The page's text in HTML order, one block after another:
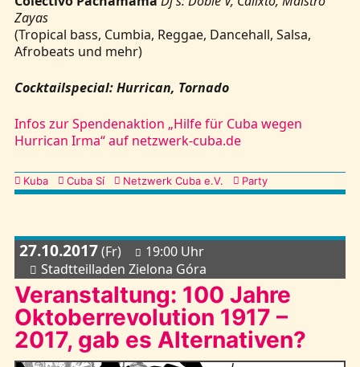
Zayas
(Tropical bass, Cumbia, Reggae, Dancehall, Salsa,
Afrobeats und mehr)
Cocktailspecial: Hurrican, Tornado
Infos zur Spendenaktion „Hilfe für Cuba wegen
Hurrican Irma“ auf netzwerk-cuba.de
Kategorien
Kuba Cuba Sí Netzwerk Cuba e.V. Party
27.10.2017(Fr)
19:00 Uhr
Stadtteilladen Zielona Góra
Veranstaltung: 100 Jahre
Oktoberrevolution 1917 –
2017, gab es Alternativen?